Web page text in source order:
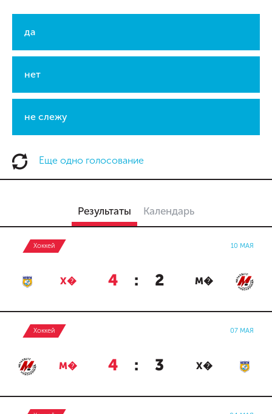
да
нет
не слежу
Еще одно голосование
Результаты Календарь
Хоккей 10 МАЯ
Х� 4 : 2 М�
Хоккей 07 МАЯ
М� 4 : 3 Х�